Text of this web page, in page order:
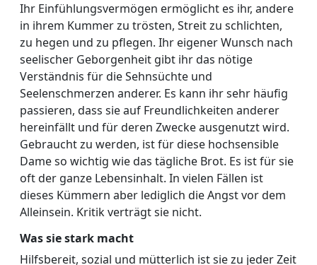
Ihr Einfühlungsvermögen ermöglicht es ihr, andere
in ihrem Kummer zu trösten, Streit zu schlichten,
zu hegen und zu pflegen. Ihr eigener Wunsch nach
seelischer Geborgenheit gibt ihr das nötige
Verständnis für die Sehnsüchte und
Seelenschmerzen anderer. Es kann ihr sehr häufig
passieren, dass sie auf Freundlichkeiten anderer
hereinfällt und für deren Zwecke ausgenutzt wird.
Gebraucht zu werden, ist für diese hochsensible
Dame so wichtig wie das tägliche Brot. Es ist für sie
oft der ganze Lebensinhalt. In vielen Fällen ist
dieses Kümmern aber lediglich die Angst vor dem
Alleinsein. Kritik verträgt sie nicht.
Was sie stark macht
Hilfsbereit, sozial und mütterlich ist sie zu jeder Zeit